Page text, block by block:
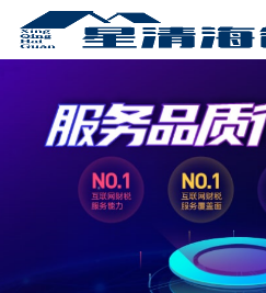
资质许可